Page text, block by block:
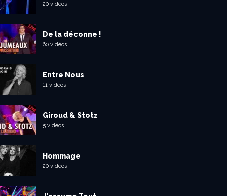
20 vidéos
De la déconne !
60 vidéos
Entre Nous
11 vidéos
Giroud & Stotz
5 vidéos
Hommage
20 vidéos